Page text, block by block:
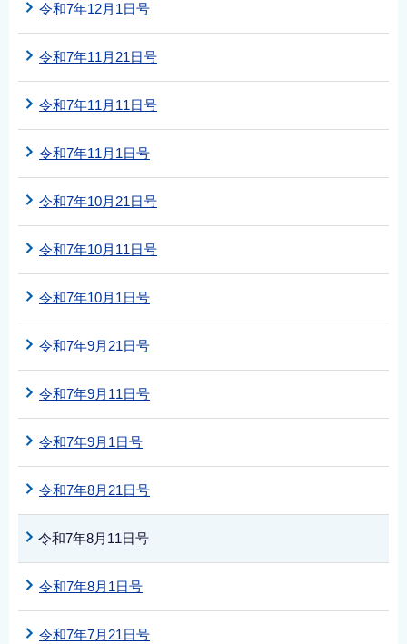
令和7年12月1日号
令和7年11月21日号
令和7年11月11日号
令和7年11月1日号
令和7年10月21日号
令和7年10月11日号
令和7年10月1日号
令和7年9月21日号
令和7年9月11日号
令和7年9月1日号
令和7年8月21日号
令和7年8月11日号
令和7年8月1日号
令和7年7月21日号